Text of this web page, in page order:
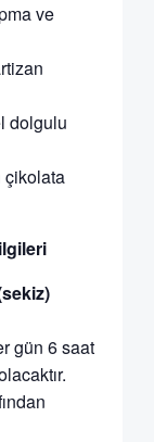
ve
dolgulu
çikolata
gün 6 saat